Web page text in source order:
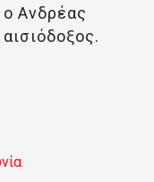
ο Ανδρέας